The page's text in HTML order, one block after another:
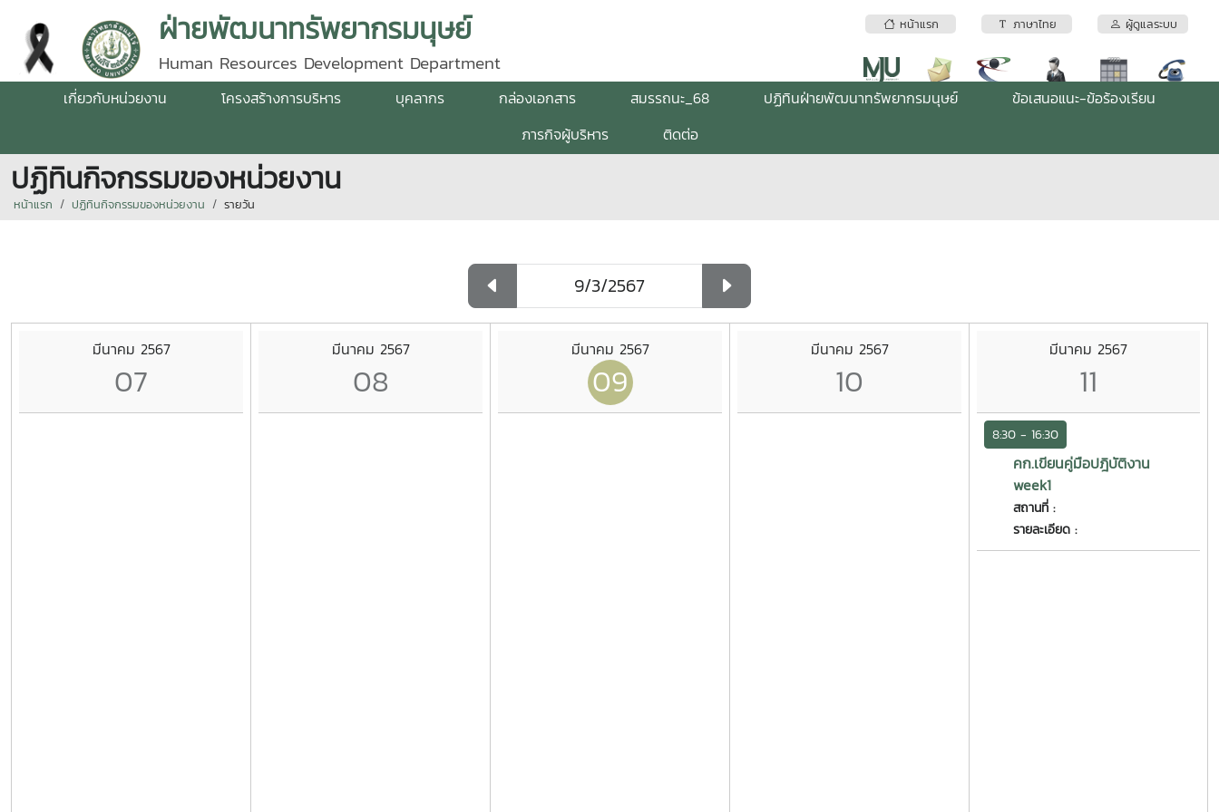
หน้าแรก ภาษาไทย ผู้ดูแลระบบ
ฝ่ายพัฒนาทรัพยากรมนุษย์
Human Resources Development Department
เกี่ยวกับหน่วยงาน โครงสร้างการบริหาร บุคลากร กล่องเอกสาร สมรรถนะ_68 ปฏิทินฝ่ายพัฒนาทรัพยากรมนุษย์
ข้อเสนอแนะ-ข้อร้องเรียน
ภารกิจผู้บริหาร
ติดต่อ
ปฏิทินกิจกรรมของหน่วยงาน
หน้าแรก ปฏิทินกิจกรรมของหน่วยงาน รายวัน
มีนาคม 2567
07
มีนาคม 2567
08
มีนาคม 2567
09
มีนาคม 2567
10
มีนาคม 2567
11
8:30 - 16:30
คก.เขียนคู่มือปฎิบัติงาน
week1
สถานที่ :
รายละเอียด :